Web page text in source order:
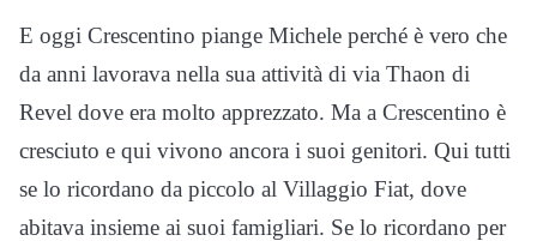
E oggi Crescentino piange Michele perché è vero che
da anni lavorava nella sua attività di via Thaon di
Revel dove era molto apprezzato. Ma a Crescentino è
cresciuto e qui vivono ancora i suoi genitori. Qui tutti
se lo ricordano da piccolo al Villaggio Fiat, dove
abitava insieme ai suoi famigliari. Se lo ricordano per